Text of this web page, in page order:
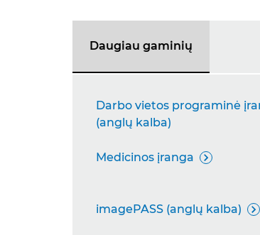
Daugiau gaminių
Darbo vietos programinė
(anglų kalba)
Medicinos įranga 
imagePASS (anglų kalba) 